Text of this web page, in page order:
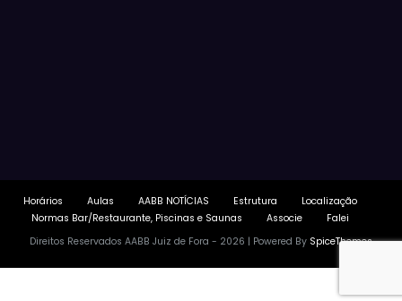
Horários Aulas AABB NOTÍCIAS Estrutura
Localização
Normas Bar/Restaurante, Piscinas e Saunas
Associe
Falei
Direitos Reservados AABB Juiz de Fora - 2026 | Powered By SpiceThemes